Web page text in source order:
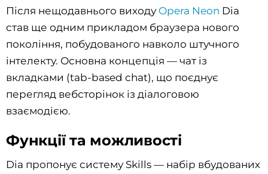
Після нещодавнього виходу Opera Neon Dia
став ще одним прикладом браузера нового
покоління, побудованого навколо штучного
інтелекту. Основна концепція — чат із
вкладками (tab-based chat), що поєднує
перегляд вебсторінок із діалоговою
взаємодією.
Функції та можливості
Dia пропонує систему Skills — набір вбудованих